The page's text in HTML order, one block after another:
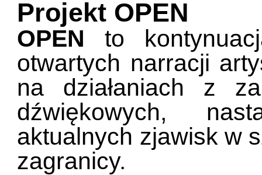
Projekt OPEN
OPEN to
otwartych narracji
na działaniach z
dźwiękowych,
aktualnych zjawisk w
zagranicy.